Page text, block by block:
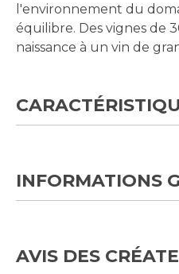
gallery
l'environnement du
équilibre. Des vignes de
naissance à un vin de
INFORMATIONS
AVIS DES